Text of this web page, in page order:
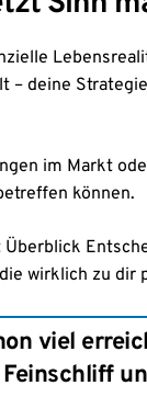
– deine
im Markt
können.
Überblick
wirklich zu dir
viel